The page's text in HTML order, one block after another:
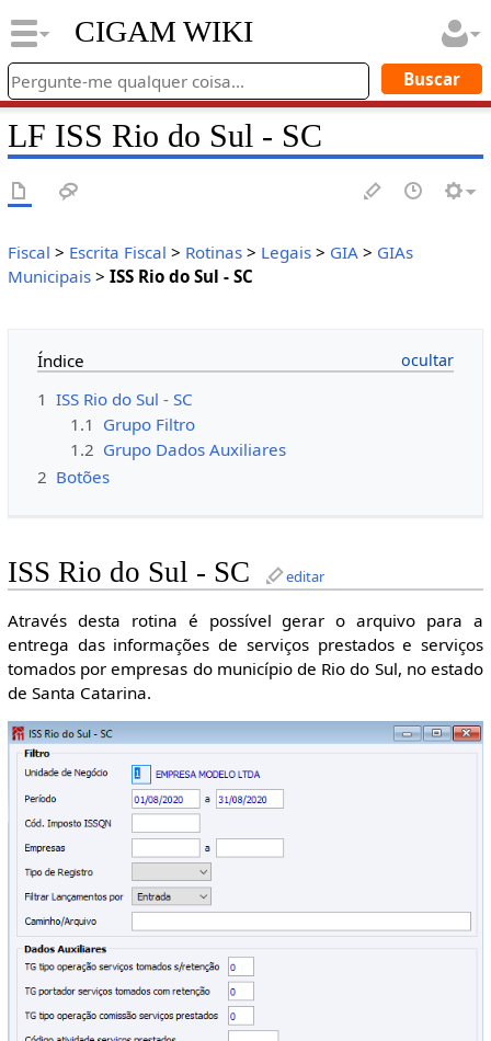
CIGAM WIKI
LF ISS Rio do Sul - SC
Fiscal > Escrita Fiscal > Rotinas> Legais> GIA> GIAs
Municipais> ISS Rio do Sul - SC
Índice
1 ISS Rio do Sul - SC
1.1 Grupo Filtro
1.2 Grupo Dados Auxiliares
2 Botões
ISS Rio do Sul - SC editar
Através desta rotina é possível gerar o arquivo para a
entrega das informações de serviços prestados e serviços
tomados por empresas do município de Rio do Sul, no estado
de Santa Catarina.